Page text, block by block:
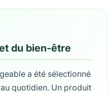
du bien-être
a été sélectionné
quotidien. Un produit